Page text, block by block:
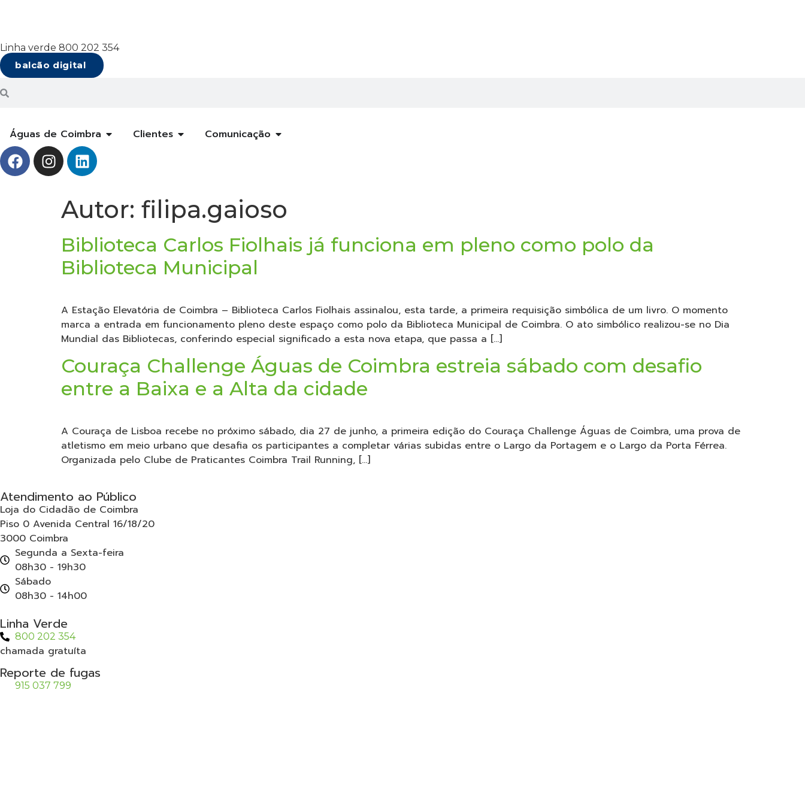
Linha verde 800 202 354
balcão digital
Águas de Coimbra Clientes Comunicação
Autor: filipa.gaioso
Biblioteca Carlos Fiolhais já funciona em pleno como polo da
Biblioteca Municipal
A Estação Elevatória de Coimbra – Biblioteca Carlos Fiolhais assinalou, esta tarde, a primeira requisição simbólica de um livro. O momento
marca a entrada em funcionamento pleno deste espaço como polo da Biblioteca Municipal de Coimbra. O ato simbólico realizou-se no Dia
Mundial das Bibliotecas, conferindo especial significado a esta nova etapa, que passa a […]
Couraça Challenge Águas de Coimbra estreia sábado com desafio
entre a Baixa e a Alta da cidade
A Couraça de Lisboa recebe no próximo sábado, dia 27 de junho, a primeira edição do Couraça Challenge Águas de Coimbra, uma prova de
atletismo em meio urbano que desafia os participantes a completar várias subidas entre o Largo da Portagem e o Largo da Porta Férrea.
Organizada pelo Clube de Praticantes Coimbra Trail Running, […]
Atendimento ao Público
Loja do Cidadão de Coimbra
Piso 0 Avenida Central 16/18/20
3000 Coimbra
Segunda a Sexta-feira
08h30 - 19h30
Sábado
08h30 - 14h00
Linha Verde
800 202 354
chamada gratuíta
Reporte de fugas
915 037 799